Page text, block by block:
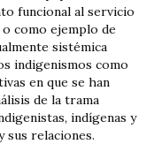
funcional al servicio
como ejemplo de
sistémica
indigenismos como
en que se han
de la trama
indígenas y
sus relaciones.